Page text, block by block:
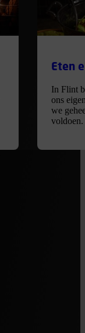
Eten
In Flint
ons
we
voldoen.